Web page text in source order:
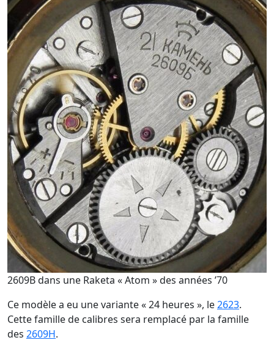
2609B dans une Raketa « Atom » des années ’70
Ce modèle a eu une variante « 24 heures », le2623.
Cette famille de calibres sera remplacé par la famille
des 2609H.